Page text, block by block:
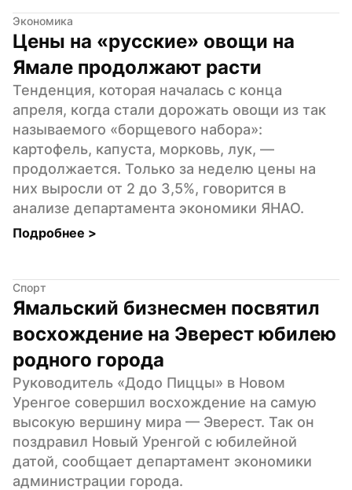
Экономика
Цены на «русские» овощи на
Ямале продолжают расти
Тенденция, которая началась с конца
апреля, когда стали дорожать овощи из так
называемого «борщевого набора»:
картофель, капуста, морковь, лук, —
продолжается. Только за неделю цены на
них выросли от 2 до 3,5%, говорится в
анализе департамента экономики ЯНАО.
Подробнее >
Спорт
Ямальский бизнесмен посвятил
восхождение на Эверест юбилею
родного города
Руководитель «Додо Пиццы» в Новом
Уренгое совершил восхождение на самую
высокую вершину мира — Эверест. Так он
поздравил Новый Уренгой с юбилейной
датой, сообщает департамент экономики
администрации города.